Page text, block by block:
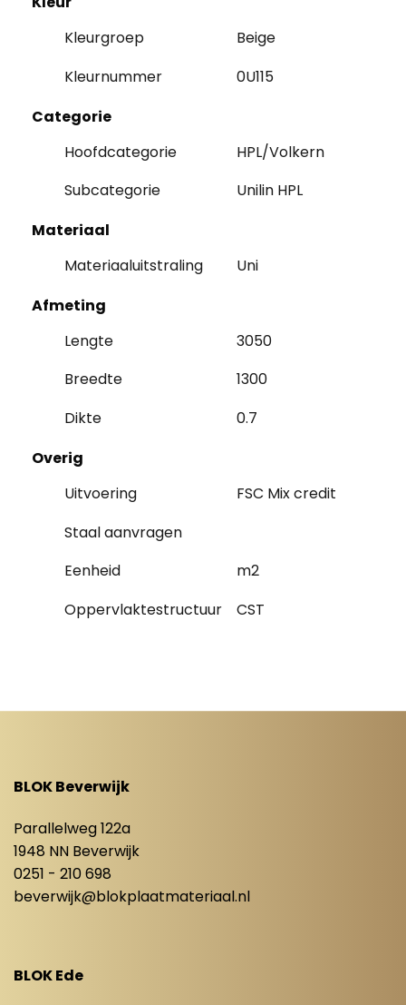
Kleurgroep
Beige
Kleurnummer
0U115
Categorie
Hoofdcategorie
HPL/Volkern
Subcategorie
Unilin HPL
Materiaal
Materiaaluitstraling
Uni
Afmeting
Lengte
3050
Breedte
1300
Dikte
0.7
Overig
Uitvoering
FSC Mix credit
Staal aanvragen
Eenheid
m2
Oppervlaktestructuur
CST
BLOK Beverwijk
Parallelweg 122a
1948 NN Beverwijk
0251 - 210 698
beverwijk@blokplaatmateriaal.nl
BLOK Ede